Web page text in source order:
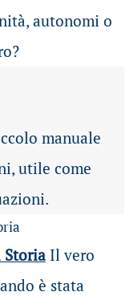
autonomi o
manuale
utile come
Il vero
è stata